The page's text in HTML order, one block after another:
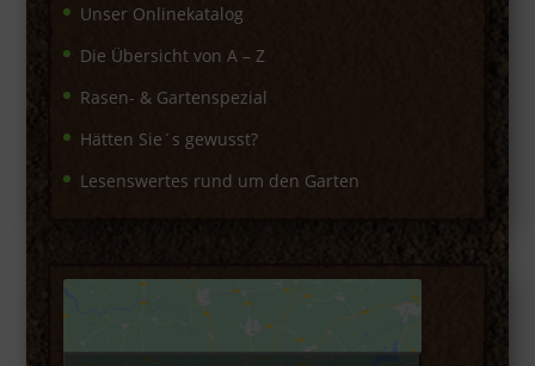
Unser Onlinekatalog
Die Übersicht von A – Z
Rasen- & Gartenspezial
Hätten Sie´s gewusst?
Lesenswertes rund um den Garten